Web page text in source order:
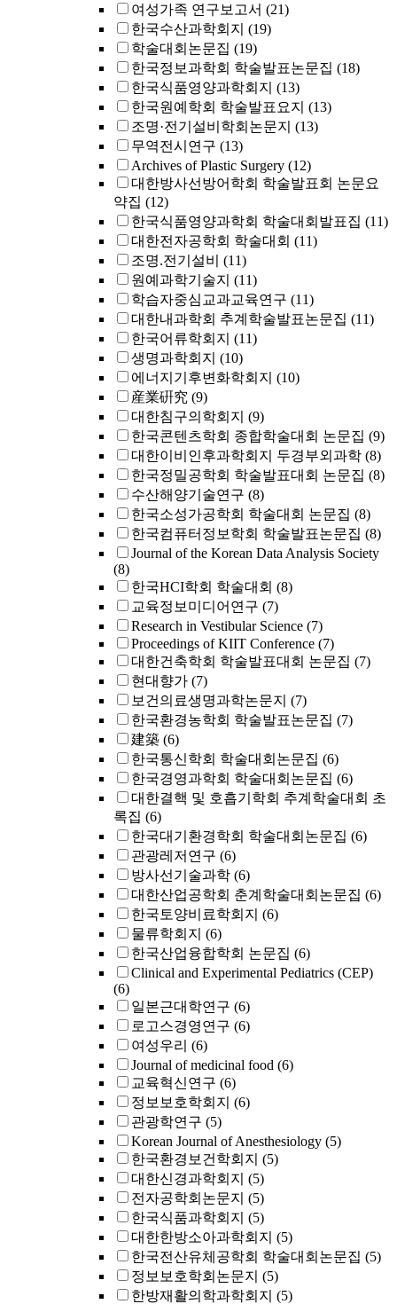
여성가족 연구보고서 (21)
한국수산과학회지 (19)
학술대회논문집 (19)
한국정보과학회 학술발표논문집 (18)
한국식품영양과학회지 (13)
한국원예학회 학술발표요지 (13)
조명·전기설비학회논문지 (13)
무역전시연구 (13)
Archives of Plastic Surgery (12)
대한방사선방어학회 학술발표회 논문요
약집 (12)
한국식품영양과학회 학술대회발표집 (11)
대한전자공학회 학술대회 (11)
조명.전기설비
(11)
원예과학기술지 (11)
학습자중심교과교육연구 (11)
대한내과학회 추계학술발표논문집 (11)
한국어류학회지 (11)
생명과학회지 (10)
에너지기후변화학회지 (10)
産業硏究 (9)
대한침구의학회지 (9)
한국콘텐츠학회 종합학술대회 논문집 (9)
대한이비인후과학회지 두경부외과학 (8)
한국정밀공학회 학술발표대회 논문집 (8)
수산해양기술연구 (8)
한국소성가공학회 학술대회 논문집 (8)
한국컴퓨터정보학회 학술발표논문집 (8)
Journal of the Korean Data Analysis Society
(8)
한국HCI학회 학술대회 (8)
교육정보미디어연구 (7)
Research in Vestibular Science (7)
Proceedings of KIIT Conference (7)
대한건축학회 학술발표대회 논문집 (7)
현대향가 (7)
보건의료생명과학논문지 (7)
한국환경농학회 학술발표논문집 (7)
建築 (6)
한국통신학회 학술대회논문집 (6)
한국경영과학회 학술대회논문집 (6)
대한결핵 및 호흡기학회 추계학술대회 초
록집 (6)
한국대기환경학회 학술대회논문집 (6)
관광레저연구 (6)
방사선기술과학 (6)
대한산업공학회 춘계학술대회논문집 (6)
한국토양비료학회지 (6)
물류학회지 (6)
한국산업융합학회 논문집 (6)
Clinical and Experimental Pediatrics (CEP)
(6)
일본근대학연구 (6)
로고스경영연구 (6)
여성우리 (6)
Journal of medicinal food (6)
교육혁신연구 (6)
정보보호학회지 (6)
관광학연구 (5)
Korean Journal of Anesthesiology (5)
한국환경보건학회지 (5)
대한신경과학회지 (5)
전자공학회논문지 (5)
한국식품과학회지 (5)
대한한방소아과학회지 (5)
한국전산유체공학회 학술대회논문집 (5)
정보보호학회논문지 (5)
한방재활의학과학회지 (5)